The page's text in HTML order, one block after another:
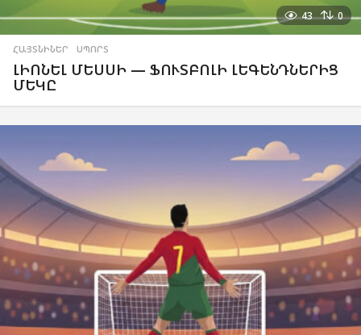
43 0
ՀԱՅՏՆԻՆԵՐ ,ՍՊՈՐՏ
ԼԻՈՆԵԼ ՄԵՍՍԻ — ՖՈՒՏԲՈԼԻ ԼԵԳԵՆԴՆԵՐԻՑ
ՄԵԿԸ